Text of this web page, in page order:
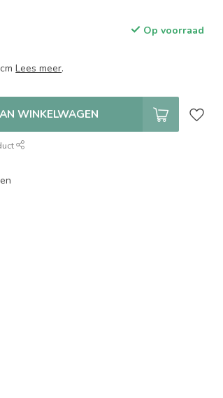
Op voorraad
Lees meer.
WINKELWAGEN